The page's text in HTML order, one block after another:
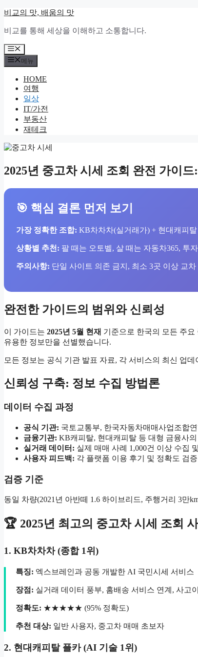
컨
츠
로
건
너
비교의 맛, 배움의 맛
비교를 통해 세상을 이해하고 소통합니다.
메
뉴
메뉴
HOME
여행
일상
IT/가전
부동산
재테크
2025년 중고차 시세 조회 완전 가이
🎯 핵심 결론 먼저 보기
가장 정확한 조합: KB차차차(실거래가) + 현대캐피
상황별 추천: 팔 때는 오토벨, 살 때는 자동차365, 투
주의사항: 단일 사이트 의존 금지, 최소 3곳 이상 교차
완전한 가이드의 범위와 신뢰성
이 가이드는 2025년 5월 현재 기준으로 한국의 모든 주
유용한 정보만을 선별했습니다.
모든 정보는 공식 기관 발표 자료, 각 서비스의 최신 업
신뢰성 구축: 정보 수집 방법론
데이터 수집 과정
공식 기관: 국토교통부, 한국자동차매매사업조합
금융기관: KB캐피탈, 현대캐피탈 등 대형 금융사
실거래 데이터: 실제 매매 사례 1,000건 이상 수집
사용자 피드백: 각 플랫폼 이용 후기 및 정확도 검증
검증 기준
동일 차량(2021년 아반떼 1.6 하이브리드, 주행거리 3만
🏆 2025년 최고의 중고차 시세 조회
1. KB차차차 (종합 1위)
특징: 엑스브레인과 공동 개발한 AI 국민시세 서비스
장점: 실거래 데이터 풍부, 홈배송 서비스 연계, 사고
정확도: ★★★★★ (95% 정확도)
추천 대상: 일반 사용자, 중고차 매매 초보자
2. 현대캐피탈 플카 (AI 기술 1위)